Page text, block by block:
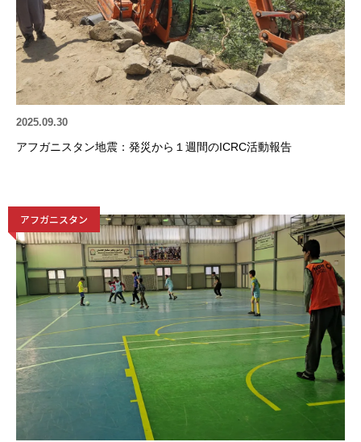
2025.09.30
アフガニスタン地震：発災から１週間のICRC活動報告
アフガニスタン